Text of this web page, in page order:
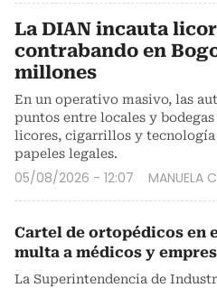
La DIAN incauta
contrabando en
millones
En un operativo masivo, las
puntos entre locales y
licores, cigarrillos y tecnología
papeles legales.
05/08/2026 - 12:07 MANUELA
Cartel de ortopédicos en
multa a médicos y
La Superintendencia de